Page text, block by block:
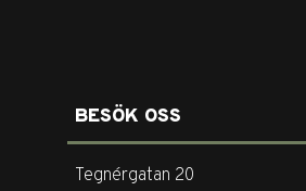
BESÖK OSS
Tegnérgatan 20